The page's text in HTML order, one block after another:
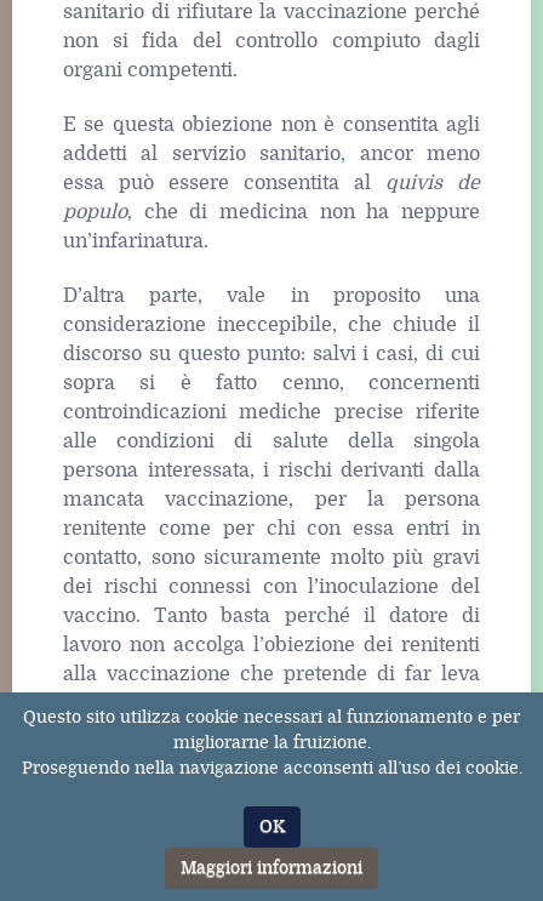
sanitario di rifiutare la vaccinazione perché
non si fida del controllo compiuto dagli
organi competenti.
E se questa obiezione non è consentita agli
addetti al servizio sanitario, ancor meno
essa può essere consentita al quivis de
populo, che di medicina non ha neppure
un’infarinatura.
D’altra parte, vale in proposito una
considerazione ineccepibile, che chiude il
discorso su questo punto: salvi i casi, di cui
sopra si è fatto cenno, concernenti
controindicazioni mediche precise riferite
alle condizioni di salute della singola
persona interessata, i rischi derivanti dalla
mancata vaccinazione, per la persona
renitente come per chi con essa entri in
contatto, sono sicuramente molto più gravi
dei rischi connessi con l’inoculazione del
vaccino. Tanto basta perché il datore di
lavoro non accolga l’obiezione dei renitenti
alla vaccinazione che pretende di far leva
Le conseguenze possibili del rifiuto
un obbligo contrattuale
Si pone infine la questione del modo in cui il
Questo sito utilizza cookie necessari al funzionamento e per
migliorarne la fruizione.
Proseguendo nella navigazione acconsenti all’uso dei cookie.
OK
Maggiori informazioni